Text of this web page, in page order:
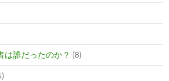
は誰だったのか？ (8)